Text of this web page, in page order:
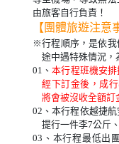
由旅客自行負責！
【團體旅遊注意
※行程順序，是依我
途中遇特殊情況，
01、本行程班機安
經下訂金後，成
將會被沒收全額訂
02、本行程依越捷
提行一件李7公斤
03、本行程最低出